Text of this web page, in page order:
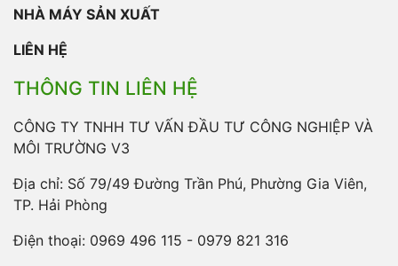
NHÀ MÁY SẢN XUẤT
LIÊN HỆ
THÔNG TIN LIÊN HỆ
CÔNG TY TNHH TƯ VẤN ĐẦU TƯ CÔNG NGHIỆP VÀ
MÔI TRƯỜNG V3
Địa chỉ: Số 79/49 Đường Trần Phú, Phường Gia Viên,
TP. Hải Phòng
Điện thoại: 0969 496 115 - 0979 821 316